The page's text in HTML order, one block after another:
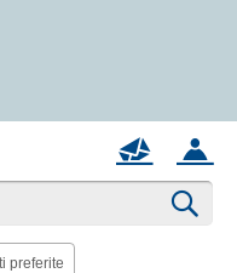
ACCOUNT
MAIL
preferite